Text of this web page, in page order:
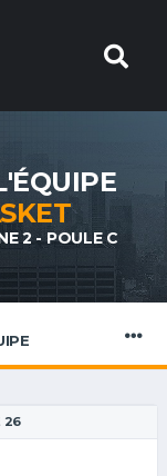
2 - POULE C
26